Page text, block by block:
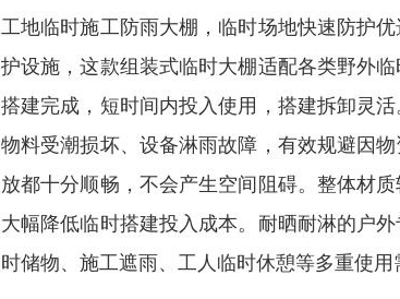
工地临时施工防雨大棚，临时场地快速防护
护设施，这款组装式临时大棚适配各类野外
搭建完成，短时间内投入使用，搭建拆卸灵
物料受潮损坏、设备淋雨故障，有效规避因
放都十分顺畅，不会产生空间阻碍。整体材
大幅降低临时搭建投入成本。耐晒耐淋的户
时储物、施工遮雨、工人临时休憩等多重使